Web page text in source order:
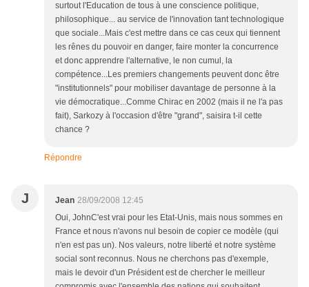
surtout l'Education de tous à une conscience politique,
philosophique... au service de l'innovation tant technologique
que sociale...Mais c'est mettre dans ce cas ceux qui tiennent
les rênes du pouvoir en danger, faire monter la concurrence
et donc apprendre l'alternative, le non cumul, la
compétence...Les premiers changements peuvent donc être
"institutionnels" pour mobiliser davantage de personne à la
vie démocratique...Comme Chirac en 2002 (mais il ne l'a pas
fait), Sarkozy à l'occasion d'être "grand", saisira t-il cette
chance ?
Répondre
J Jean 28/09/2008 12:45
Oui, JohnC'est vrai pour les Etat-Unis, mais nous sommes en
France et nous n'avons nul besoin de copier ce modèle (qui
n'en est pas un). Nos valeurs, notre liberté et notre système
social sont reconnus. Nous ne cherchons pas d'exemple,
mais le devoir d'un Président est de chercher le meilleur